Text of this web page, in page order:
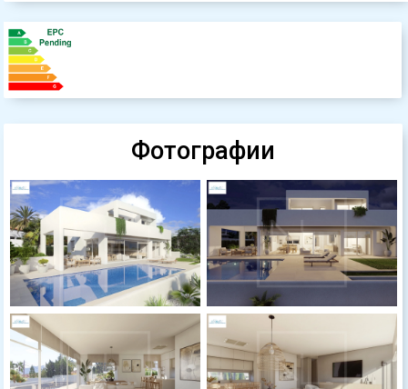
Фотографии